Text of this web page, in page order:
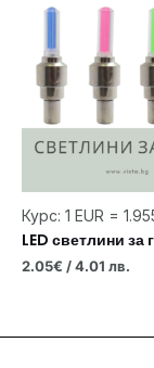
Курс: 1 EUR =
LED светлини за
2.05€ / 4.01 лв.